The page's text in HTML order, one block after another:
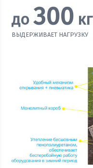
до 300 кг
ВЫДЕРЖИВАЕТ НАГРУЗКУ